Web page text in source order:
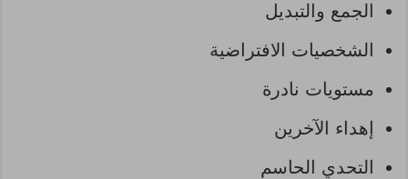
الجمع والتبديل
الشخصيات الافتراضية
مستويات نادرة
إهداء الآخرين
التحدي الحاسم